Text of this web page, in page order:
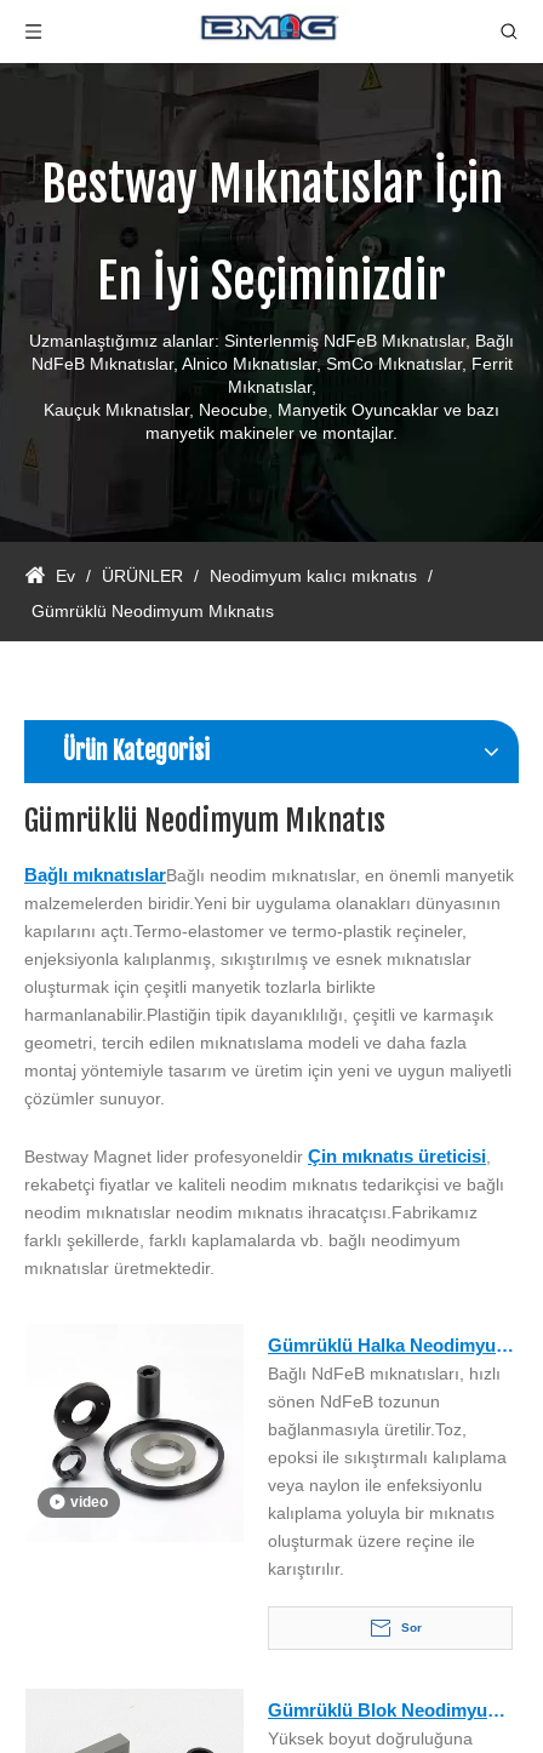
Bestway Mıknatıslar İçin
En İyi Seçiminizdir
Uzmanlaştığımız alanlar: Sinterlenmiş NdFeB Mıknatıslar, Bağlı
NdFeB Mıknatıslar, Alnico Mıknatıslar, SmCo Mıknatıslar, Ferrit
Mıknatıslar,
Kauçuk Mıknatıslar, Neocube, Manyetik Oyuncaklar ve bazı
manyetik makineler ve montajlar.
Ev / ÜRÜNLER / Neodimyum kalıcı mıknatıs /
Gümrüklü Neodimyum Mıknatıs
Ürün Kategorisi
Gümrüklü Neodimyum Mıknatıs
Bağlı mıknatıslarBağlı neodim mıknatıslar, en önemli manyetik
malzemelerden biridir.Yeni bir uygulama olanakları dünyasının
kapılarını açtı.Termo-elastomer ve termo-plastik reçineler,
enjeksiyonla kalıplanmış, sıkıştırılmış ve esnek mıknatıslar
oluşturmak için çeşitli manyetik tozlarla birlikte
harmanlanabilir.Plastiğin tipik dayanıklılığı, çeşitli ve karmaşık
geometri, tercih edilen mıknatıslama modeli ve daha fazla
montaj yöntemiyle tasarım ve üretim için yeni ve uygun maliyetli
çözümler sunuyor.
Bestway Magnet lider profesyoneldir Çin mıknatıs üreticisi
rekabetçi fiyatlar ve kaliteli neodim mıknatıs tedarikçisi ve bağlı
neodim mıknatıslar neodim mıknatıs ihracatçısı.Fabrikamız
farklı şekillerde, farklı kaplamalarda vb. bağlı neodimyum
mıknatıslar üretmektedir.
video
Gümrüklü Halka Neodimyum
Mıknatıs
Bağlı NdFeB mıknatısları, hızlı
sönen NdFeB tozunun
bağlanmasıyla üretilir.Toz,
epoksi ile sıkıştırmalı kalıplama
veya naylon ile enfeksiyonlu
kalıplama yoluyla bir mıknatıs
oluşturmak üzere reçine ile
karıştırılır.
Sor
Gümrüklü Blok Neodimyum
Mıknatıs
Yüksek boyut doğruluğuna